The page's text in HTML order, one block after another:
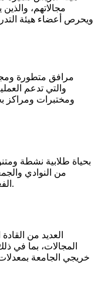
مجالاتهم،
ويحرص أعضاء هيئة
والتي تدعم
ومختبرات ومراكز
من النوادي
الفعاليات والنشاطات الطلابية على مدار العام.
المجالات، بما في
خريجي الجامعة